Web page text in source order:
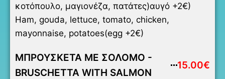
κοτόπουλο, μαγιονέζα, πατάτες)αυγό +2€)
Ham, gouda, lettuce, tomato, chicken,
mayonnaise, potatoes(egg +2€)
ΜΠΡΟΥΣΚΕΤΑ ΜΕ ΣΟΛΟΜΟ -
BRUSCHETTA WITH SALMON
15.00€